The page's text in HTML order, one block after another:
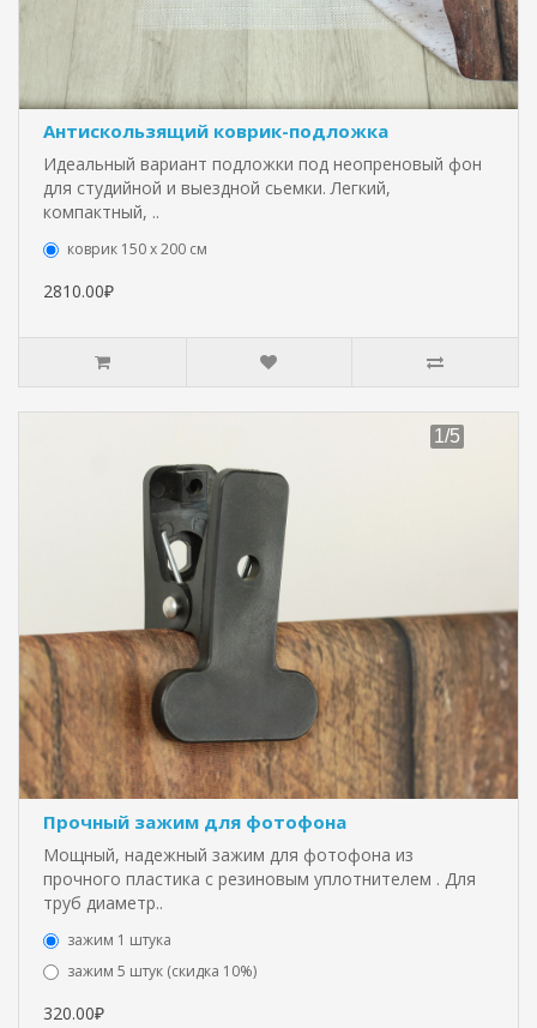
Антискользящий коврик-подложка
Идеальный вариант подложки под неопреновый фон
для студийной и выездной сьемки. Легкий,
компактный, ..
коврик 150 х 200 см
2810.00₽
Прочный зажим для фотофона
Мощный, надежный зажим для фотофона из
прочного пластика с резиновым уплотнителем . Для
труб диаметр..
зажим 1 штука
зажим 5 штук (скидка 10%)
320.00₽